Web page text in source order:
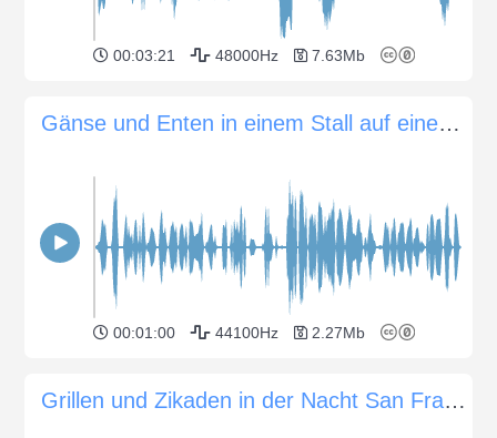
00:03:21 48000Hz 7.63Mb
Gänse und Enten in einem Stall auf einem Bauernhof
00:01:00 44100Hz 2.27Mb
Grillen und Zikaden in der Nacht San Francisco Libre, Nicaragua